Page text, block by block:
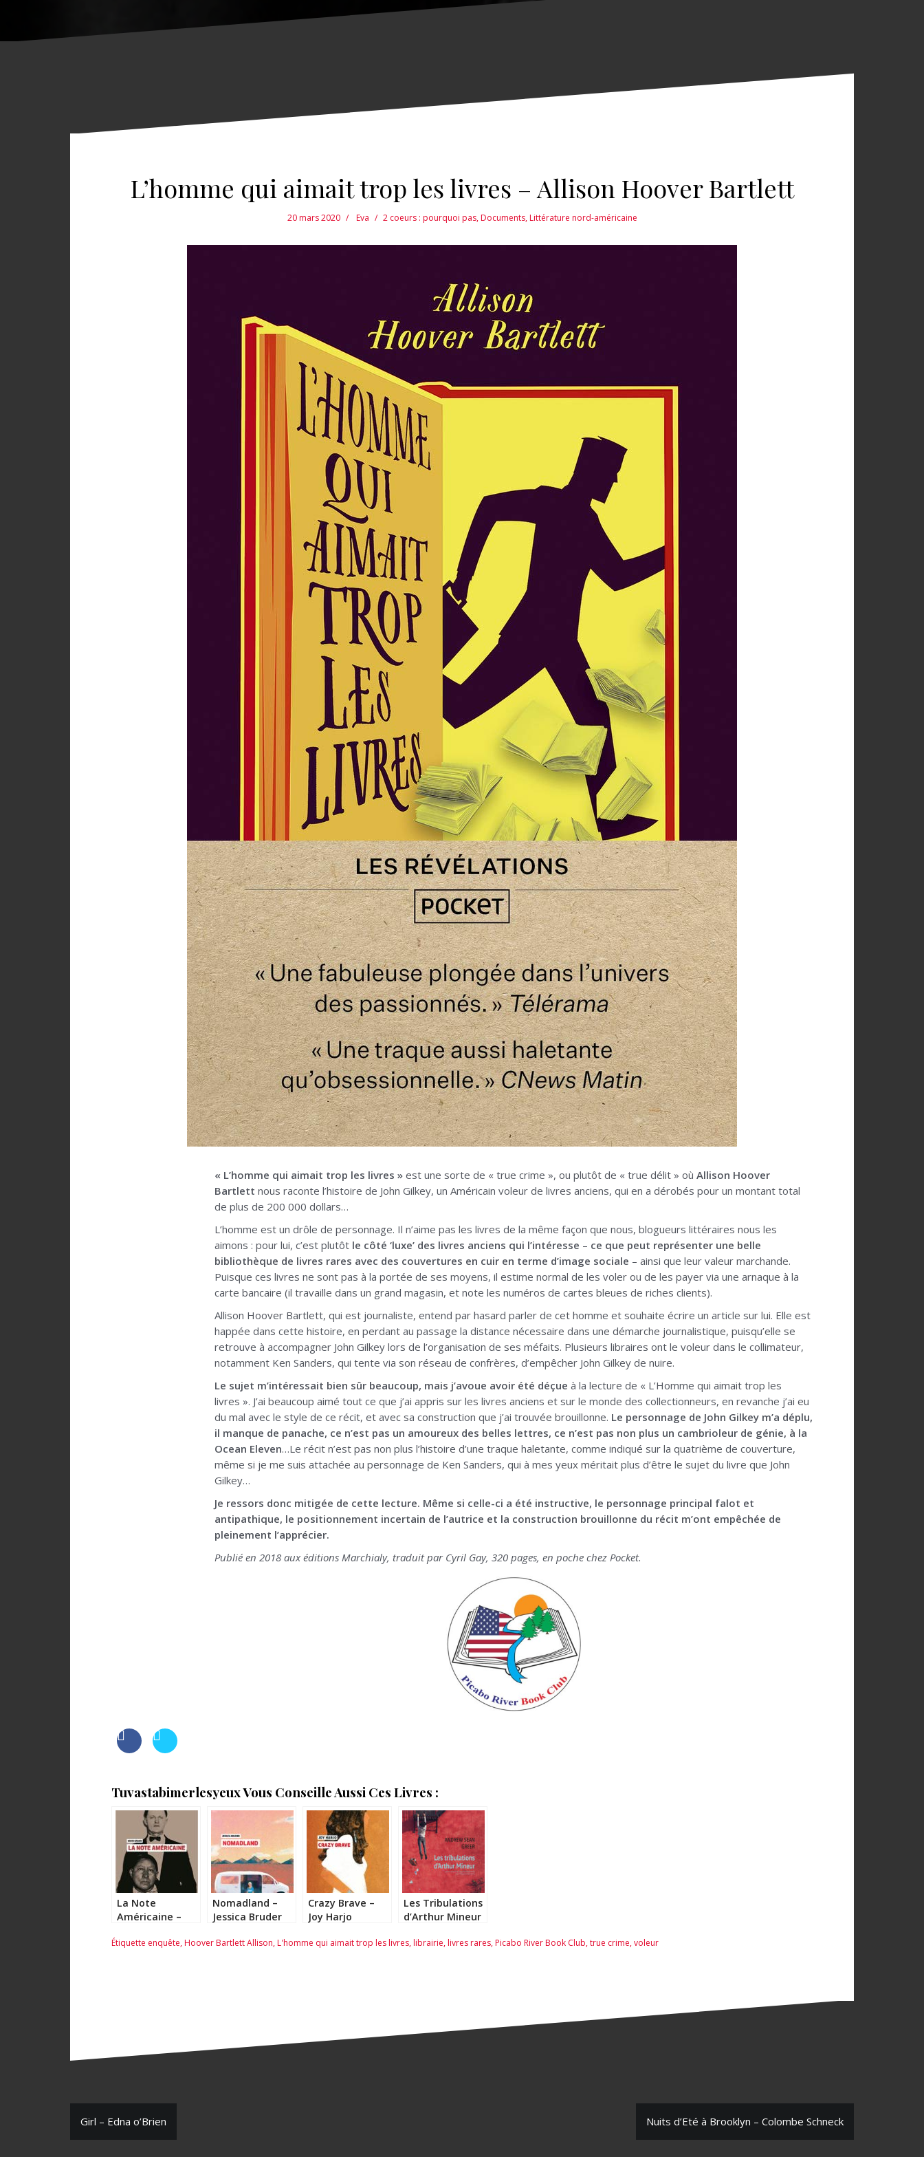
L’homme qui aimait trop les livres – Allison Hoover Bartlett
20 mars 2020 Eva 2 coeurs : pourquoi pas,Documents,Littérature nord-américaine
« L’homme qui aimait trop les livres » est une sorte de « true crime », ou plutôt de « true délit » où Allison Hoover
Bartlett nous raconte l’histoire de John Gilkey, un Américain voleur de livres anciens, qui en a dérobés pour un montant total
de plus de 200 000 dollars…
L’homme est un drôle de personnage. Il n’aime pas les livres de la même façon que nous, blogueurs littéraires nous les
aimons : pour lui, c’est plutôt le côté ‘luxe’ des livres anciens qui l’intéresse – ce que peut représenter une belle
bibliothèque de livres rares avec des couvertures en cuir en terme d’image sociale – ainsi que leur valeur marchande.
Puisque ces livres ne sont pas à la portée de ses moyens, il estime normal de les voler ou de les payer via une arnaque à la
carte bancaire (il travaille dans un grand magasin, et note les numéros de cartes bleues de riches clients).
Allison Hoover Bartlett, qui est journaliste, entend par hasard parler de cet homme et souhaite écrire un article sur lui. Elle est
happée dans cette histoire, en perdant au passage la distance nécessaire dans une démarche journalistique, puisqu’elle se
retrouve à accompagner John Gilkey lors de l’organisation de ses méfaits. Plusieurs libraires ont le voleur dans le collimateur,
notamment Ken Sanders, qui tente via son réseau de confrères, d’empêcher John Gilkey de nuire.
Le sujet m’intéressait bien sûr beaucoup, mais j’avoue avoir été déçue à la lecture de « L’Homme qui aimait trop les
livres ». J’ai beaucoup aimé tout ce que j’ai appris sur les livres anciens et sur le monde des collectionneurs, en revanche j’ai eu
du mal avec le style de ce récit, et avec sa construction que j’ai trouvée brouillonne. Le personnage de John Gilkey m’a déplu,
il manque de panache, ce n’est pas un amoureux des belles lettres, ce n’est pas non plus un cambrioleur de génie, à la
Ocean Eleven…Le récit n’est pas non plus l’histoire d’une traque haletante, comme indiqué sur la quatrième de couverture,
même si je me suis attachée au personnage de Ken Sanders, qui à mes yeux méritait plus d’être le sujet du livre que John
Gilkey…
Je ressors donc mitigée de cette lecture. Même si celle-ci a été instructive, le personnage principal falot et
antipathique, le positionnement incertain de l’autrice et la construction brouillonne du récit m’ont empêchée de
pleinement l’apprécier.
Publié en 2018 aux éditions Marchialy, traduit par Cyril Gay, 320 pages, en poche chez Pocket.
Tuvastabimerlesyeux Vous Conseille Aussi Ces Livres :
La Note
Américaine –
Nomadland –
Jessica Bruder
Crazy Brave –
Joy Harjo
Les Tribulations
d’Arthur Mineur
Greer
Étiquette enquête,Hoover Bartlett Allison,L'homme qui aimait trop les livres,librairie,livres rares,Picabo River Book Club,true crime,voleur
N
Girl – Edna o’Brien Nuits d’Eté à Brooklyn – Colombe Schneck